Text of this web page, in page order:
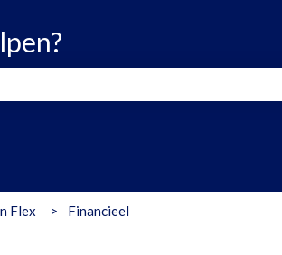
Flex Financieel